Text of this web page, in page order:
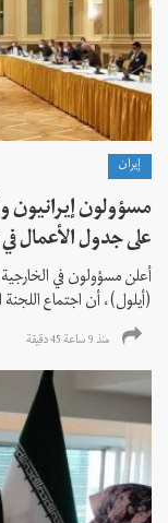
إيران
على جدول الأعمال
(أيلول)، أن اجتماع
منذ 9 ساعة 45 دقیقة